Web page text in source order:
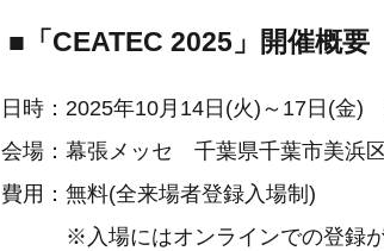
■「CEATEC 2025」開催概要
日時：2025年10月14日(火)～17日(金)
会場：幕張メッセ 千葉県千葉市美浜
費用：無料(全来場者登録入場制)
※入場にはオンラインでの登録が